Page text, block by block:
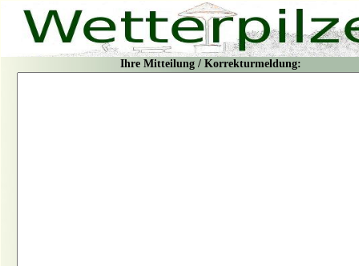
Ihre Mitteilung / Korrekturmeldung: